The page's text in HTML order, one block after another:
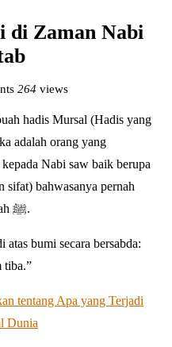
di Zaman Nabi
264 views
hadis Mursal (Hadis yang
adalah orang yang
Nabi saw baik berupa
sifat) bahwasanya pernah
terjadi gempa pada zaman Rasulullah ﷺ.
bumi secara bersabda:
tiba.”
tentang Apa yang Terjadi
Dunia